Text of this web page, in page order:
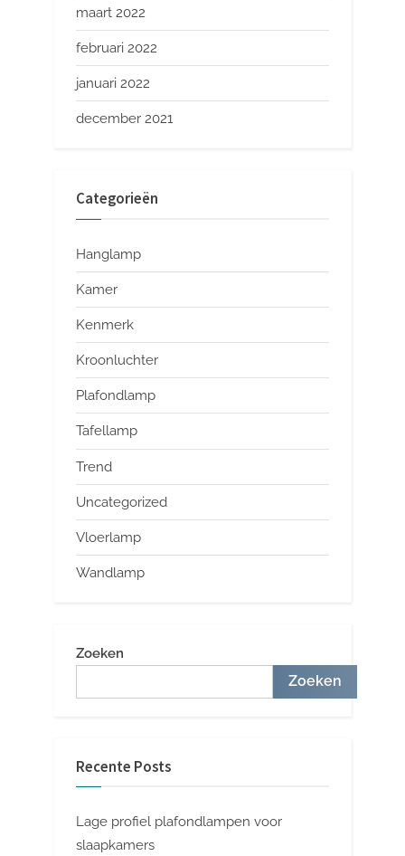
maart 2022
februari 2022
januari 2022
december 2021
Categorieën
Hanglamp
Kamer
Kenmerk
Kroonluchter
Plafondlamp
Tafellamp
Trend
Uncategorized
Vloerlamp
Wandlamp
Zoeken
Zoeken
Recente Posts
Lage profiel plafondlampen voor
slaapkamers